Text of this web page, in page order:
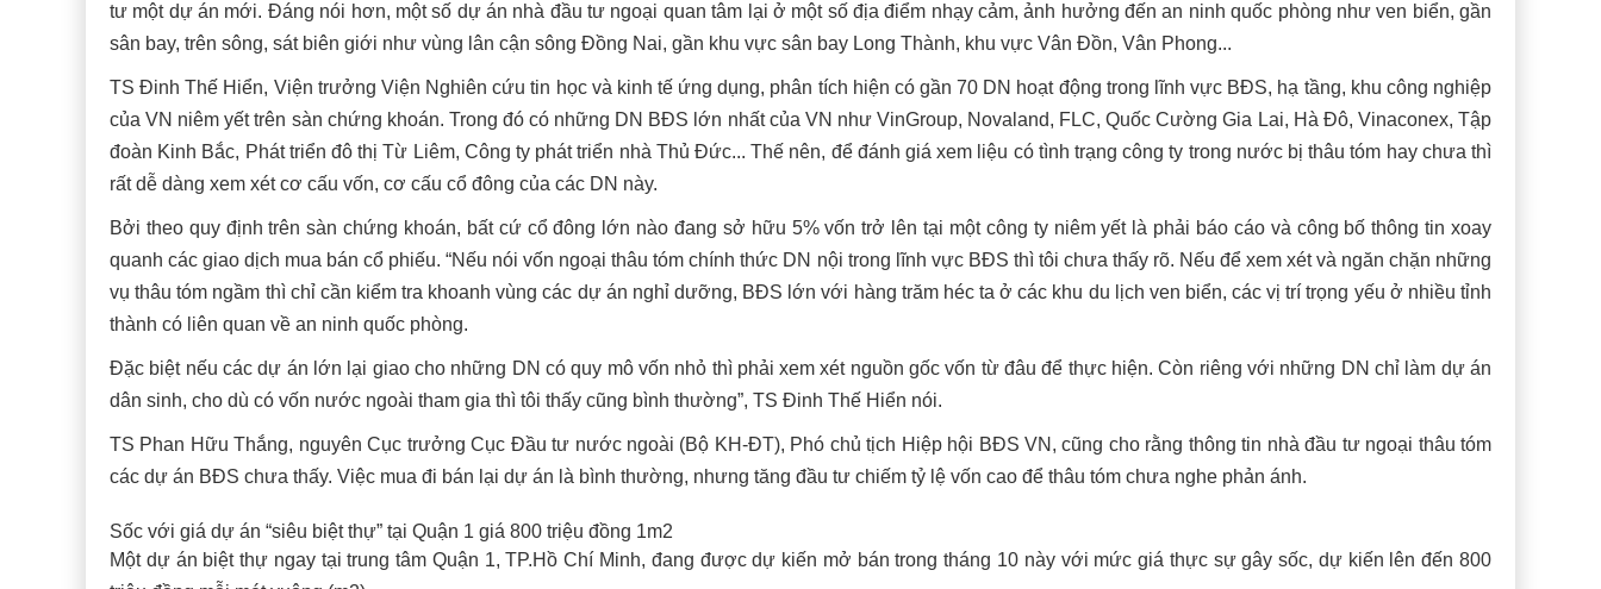
tư một dự án mới. Đáng nói hơn, một số dự án nhà đầu tư ngoại quan tâm lại ở một số địa điểm nhạy cảm, ảnh hưởng đến an ninh quốc phòng như ven biển, gần
sân bay, trên sông, sát biên giới như vùng lân cận sông Đồng Nai, gần khu vực sân bay Long Thành, khu vực Vân Đồn, Vân Phong...
TS Đinh Thế Hiển, Viện trưởng Viện Nghiên cứu tin học và kinh tế ứng dụng, phân tích hiện có gần 70 DN hoạt động trong lĩnh vực BĐS, hạ tầng, khu công nghiệp
của VN niêm yết trên sàn chứng khoán. Trong đó có những DN BĐS lớn nhất của VN như VinGroup, Novaland, FLC, Quốc Cường Gia Lai, Hà Đô, Vinaconex, Tập
đoàn Kinh Bắc, Phát triển đô thị Từ Liêm, Công ty phát triển nhà Thủ Đức... Thế nên, để đánh giá xem liệu có tình trạng công ty trong nước bị thâu tóm hay chưa thì
rất dễ dàng xem xét cơ cấu vốn, cơ cấu cổ đông của các DN này.
Bởi theo quy định trên sàn chứng khoán, bất cứ cổ đông lớn nào đang sở hữu 5% vốn trở lên tại một công ty niêm yết là phải báo cáo và công bố thông tin xoay
quanh các giao dịch mua bán cổ phiếu. “Nếu nói vốn ngoại thâu tóm chính thức DN nội trong lĩnh vực BĐS thì tôi chưa thấy rõ. Nếu để xem xét và ngăn chặn những
vụ thâu tóm ngầm thì chỉ cần kiểm tra khoanh vùng các dự án nghỉ dưỡng, BĐS lớn với hàng trăm héc ta ở các khu du lịch ven biển, các vị trí trọng yếu ở nhiều tỉnh
thành có liên quan về an ninh quốc phòng.
Đặc biệt nếu các dự án lớn lại giao cho những DN có quy mô vốn nhỏ thì phải xem xét nguồn gốc vốn từ đâu để thực hiện. Còn riêng với những DN chỉ làm dự án
dân sinh, cho dù có vốn nước ngoài tham gia thì tôi thấy cũng bình thường”, TS Đinh Thế Hiển nói.
TS Phan Hữu Thắng, nguyên Cục trưởng Cục Đầu tư nước ngoài (Bộ KH-ĐT), Phó chủ tịch Hiệp hội BĐS VN, cũng cho rằng thông tin nhà đầu tư ngoại thâu tóm
các dự án BĐS chưa thấy. Việc mua đi bán lại dự án là bình thường, nhưng tăng đầu tư chiếm tỷ lệ vốn cao để thâu tóm chưa nghe phản ánh.
Sốc với giá dự án “siêu biệt thự” tại Quận 1 giá 800 triệu đồng 1m2
Một dự án biệt thự ngay tại trung tâm Quận 1, TP.Hồ Chí Minh, đang được dự kiến mở bán trong tháng 10 này với mức giá thực sự gây sốc, dự kiến lên đến 800